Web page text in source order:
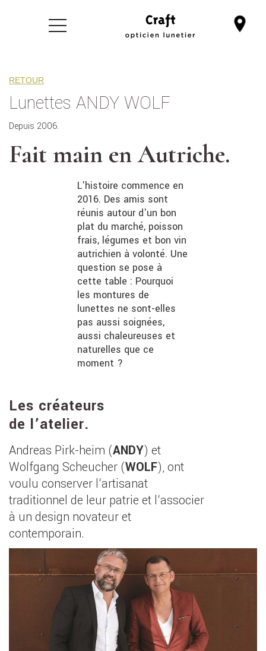
RETOUR
Lunettes ANDY WOLF
Depuis 2006.
Fait main en Autriche.
L'histoire commence en
2016. Des amis sont
réunis autour d'un bon
plat du marché, poisson
frais, légumes et bon vin
autrichien à volonté. Une
question se pose à
cette table : Pourquoi
les montures de
lunettes ne sont-elles
pas aussi soignées,
aussi chaleureuses et
naturelles que ce
moment ?
Les créateurs
de l’atelier.
Andreas Pirk-heim (ANDY) et
Wolfgang Scheucher (WOLF), ont
voulu conserver l‘artisanat
traditionnel de leur patrie et l‘associer
à un design novateur et
contemporain.